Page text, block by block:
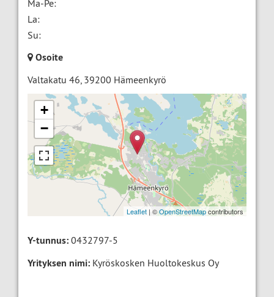
Ma-Pe:
La:
Su:
Osoite
Valtakatu 46, 39200 Hämeenkyrö
+
−
Leaflet | ©OpenStreetMapcontributors
Y-tunnus: 0432797-5
Yrityksen nimi: Kyröskosken Huoltokeskus Oy